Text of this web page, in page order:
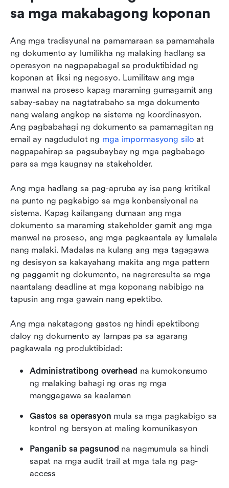
sa mga makabagong koponan
Ang mga tradisyunal na pamamaraan sa pamamahala
ng dokumento ay lumilikha ng malaking hadlang sa
operasyon na nagpapabagal sa produktibidad ng
koponan at liksi ng negosyo. Lumilitaw ang mga
manwal na proseso kapag maraming gumagamit ang
sabay-sabay na nagtatrabaho sa mga dokumento
nang walang angkop na sistema ng koordinasyon.
Ang pagbabahagi ng dokumento sa pamamagitan ng
email ay nagdudulot ng mga impormasyong silo at
nagpapahirap sa pagsubaybay ng mga pagbabago
para sa mga kaugnay na stakeholder.
Ang mga hadlang sa pag-apruba ay isa pang kritikal
na punto ng pagkabigo sa mga konbensiyonal na
sistema. Kapag kailangang dumaan ang mga
dokumento sa maraming stakeholder gamit ang mga
manwal na proseso, ang mga pagkaantala ay lumalala
nang malaki. Madalas na kulang ang mga tagagawa
ng desisyon sa kakayahang makita ang mga pattern
ng paggamit ng dokumento, na nagreresulta sa mga
naantalang deadline at mga koponang nabibigo na
tapusin ang mga gawain nang epektibo.
Ang mga nakatagong gastos ng hindi epektibong
daloy ng dokumento ay lampas pa sa agarang
pagkawala ng produktibidad:
Administratibong overhead na kumokonsumo
ng malaking bahagi ng oras ng mga
manggagawa sa kaalaman
Gastos sa operasyon mula sa mga pagkabigo sa
kontrol ng bersyon at maling komunikasyon
Panganib sa pagsunod na nagmumula sa hindi
sapat na mga audit trail at mga tala ng pag-
access